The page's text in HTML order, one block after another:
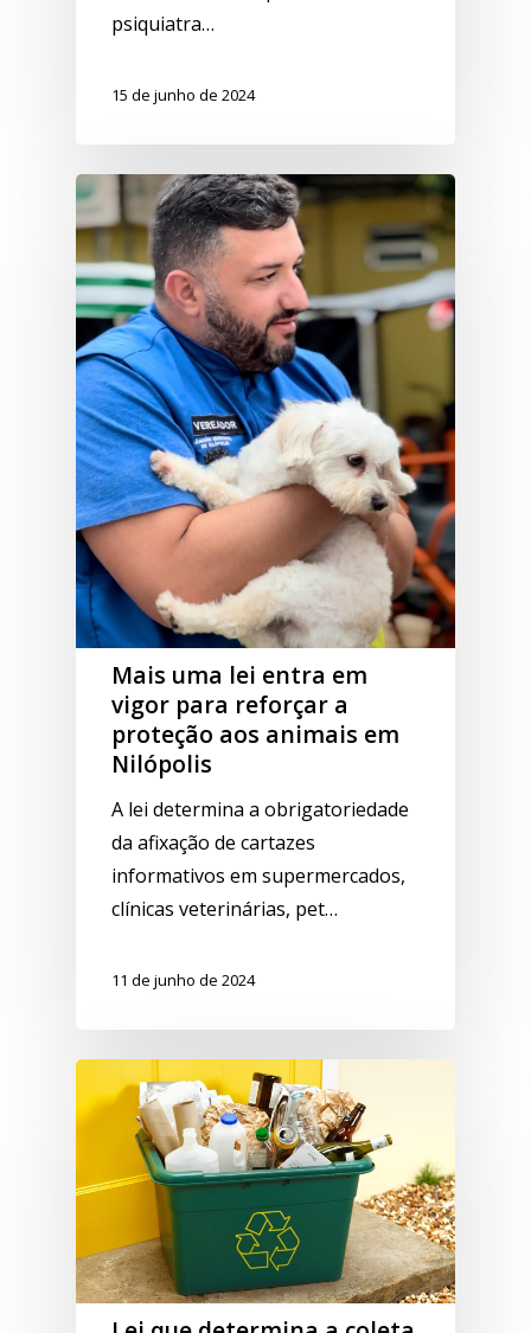
psiquiatra…
15 de junho de 2024
Mais uma lei entra em
vigor para reforçar a
proteção aos animais em
Nilópolis
A lei determina a obrigatoriedade
da afixação de cartazes
informativos em supermercados,
clínicas veterinárias, pet…
11 de junho de 2024